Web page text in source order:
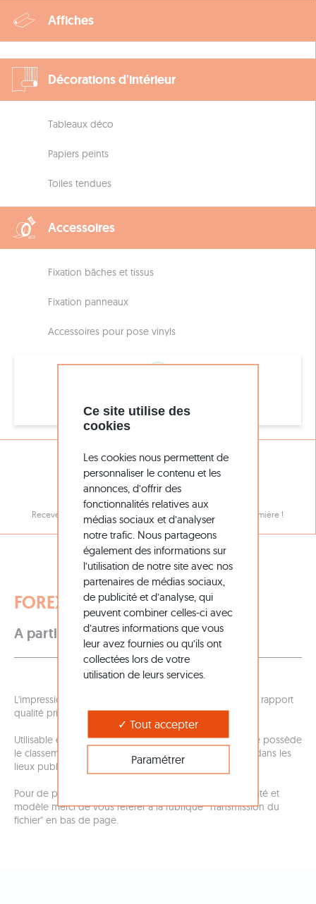
Affiches
Décorations d'intérieur
Tableaux déco
Papiers peints
Toiles tendues
Accessoires
Fixation bâches et tissus
Fixation panneaux
Accessoires pour pose vinyls
05 56 51 26 16
DÉCOUVREZ
NOTRE NEWSLETTER
Recevez toutes nos promotions et nouveautés en avant-première !
FOREX® PVC
A partir de15,90 €HT
L'impression sur panneaux PVC bénéficie d'un excellent rapport
qualité prix.
Utilisable en intérieur et en extérieur, toute cette gamme possède
le classement au feu M1 vous permettant de les utiliser dans les
lieux publics et ERP Français.
Pour de plus amples informations sur les champs quantité et
modèle merci de vous référer à la rubrique "Transmission du
fichier" en bas de page.
Ce site utilise des
cookies
Les cookies nous permettent de
personnaliser le contenu et les
annonces, d’offrir des
fonctionnalités relatives aux
médias sociaux et d’analyser
notre trafic. Nous partageons
également des informations sur
l’utilisation de notre site avec nos
partenaires de médias sociaux,
de publicité et d’analyse, qui
peuvent combiner celles-ci avec
d’autres informations que vous
leur avez fournies ou qu’ils ont
collectées lors de votre
utilisation de leurs services.
Tout accepter
Paramétrer